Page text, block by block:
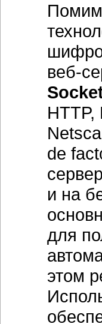
веб-
de
и на
для
этом